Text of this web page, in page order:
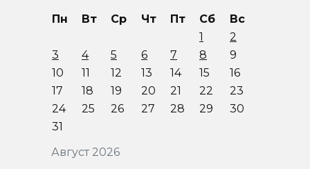
Август 2026
Пн Вт Ср Чт Пт Сб
Вс
1
2
3
4 5 6 7 8
9
10
11 12 13 14 15
16
17
18 19 20 21 22
23
24
25 26 27 28 29
30
31